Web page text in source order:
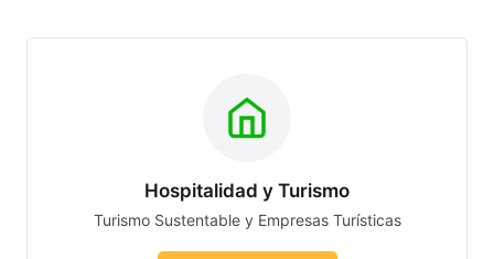
Hospitalidad y Turismo
Turismo Sustentable y Empresas Turísticas